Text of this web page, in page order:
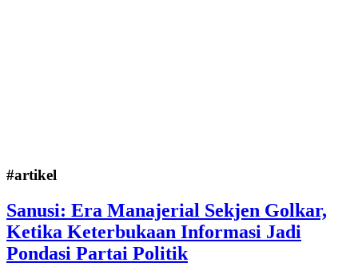
#artikel
Sanusi: Era Manajerial Sekjen Golkar,
Ketika Keterbukaan Informasi Jadi
Pondasi Partai Politik